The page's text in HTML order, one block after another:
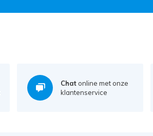
Chat online met onze
klantenservice